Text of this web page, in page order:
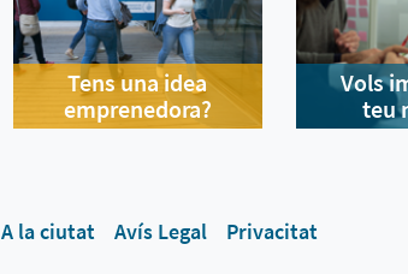
Tens una idea
emprenedora?
Vols
teu
A la ciutat Avís Legal Privacitat